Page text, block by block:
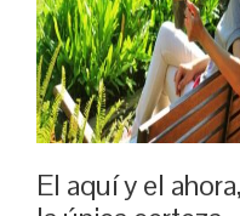
El aquí y el ahora,